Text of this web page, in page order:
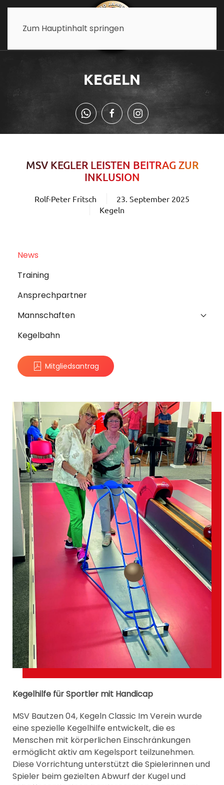
Zum Hauptinhalt springen
KEGELN
MSV KEGLER LEISTEN BEITRAG ZUR
INKLUSION
Rolf-Peter Fritsch
23. September 2025
Kegeln
News
Training
Ansprechpartner
Mannschaften
Kegelbahn
Mitgliedsantrag
Kegelhilfe für Sportler mit Handicap
MSV Bautzen 04, Kegeln Classic Im Verein wurde
eine spezielle Kegelhilfe entwickelt, die es
Menschen mit körperlichen Einschränkungen
ermöglicht aktiv am Kegelsport teilzunehmen.
Diese Vorrichtung unterstützt die Spielerinnen und
Spieler beim gezielten Abwurf der Kugel und